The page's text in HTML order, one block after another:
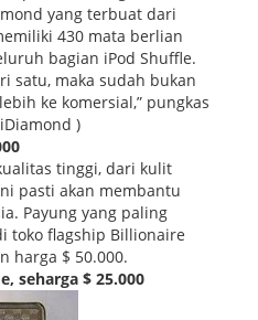
yang terbuat dari
430 mata berlian
bagian iPod Shuffle.
satu, maka sudah bukan
ke komersial,” pungkas
)
tinggi, dari kulit
pasti akan membantu
Payung yang paling
toko flagship Billionaire
harga $ 50.000.
seharga $ 25.000